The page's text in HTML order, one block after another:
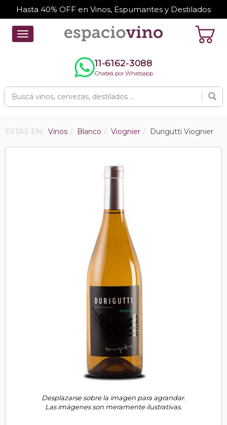
Hasta 40% OFF en Vinos, Espumantes y Destilados
Toggle
navigation
11-6162-3088
Chateá por Whatsapp
ESTÁS EN: Vinos Blanco Viognier Durigutti Viognier
Desplazarse sobre la imagen para agrandar.
Las imágenes son meramente ilustrativas.